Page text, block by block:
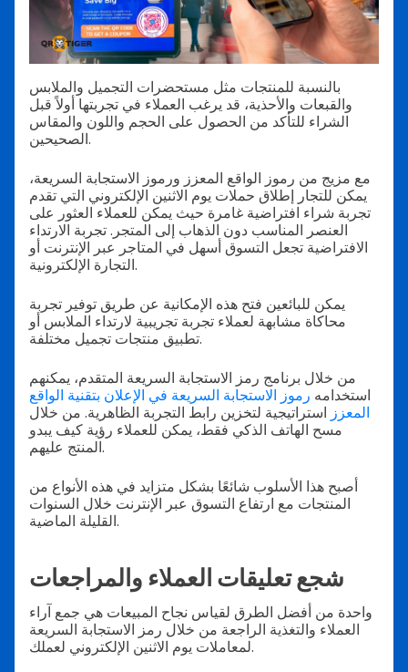
بالنسبة للمنتجات مثل مستحضرات التجميل والملابس
والقبعات والأحذية، قد يرغب العملاء في تجربتها أولاً قبل
الشراء للتأكد من الحصول على الحجم واللون والمقاس
الصحيحين.
مع مزيج من رموز الواقع المعزز ورموز الاستجابة السريعة،
يمكن للتجار إطلاق حملات يوم الاثنين الإلكتروني التي تقدم
تجربة شراء افتراضية غامرة حيث يمكن للعملاء العثور على
العنصر المناسب دون الذهاب إلى المتجر. تجربة الارتداء
الافتراضية تجعل التسوق أسهل في المتاجر عبر الإنترنت أو
التجارة الإلكترونية.
يمكن للبائعين فتح هذه الإمكانية عن طريق توفير تجربة
محاكاة مشابهة لعملاء تجربة تجريبية لارتداء الملابس أو
تطبيق منتجات تجميل مختلفة.
من خلال برنامج رمز الاستجابة السريعة المتقدم، يمكنهم
استخدامه رموز الاستجابة السريعة في الإعلان بتقنية الواقع
المعزز استراتيجية لتخزين رابط التجربة الظاهرية. من خلال
مسح الهاتف الذكي فقط، يمكن للعملاء رؤية كيف يبدو
المنتج عليهم.
أصبح هذا الأسلوب شائعًا بشكل متزايد في هذه الأنواع من
المنتجات مع ارتفاع التسوق عبر الإنترنت خلال السنوات
القليلة الماضية.
شجع تعليقات العملاء والمراجعات
واحدة من أفضل الطرق لقياس نجاح المبيعات هي جمع آراء
العملاء والتغذية الراجعة من خلال رمز الاستجابة السريعة
لمعاملات يوم الاثنين الإلكتروني لعملك.